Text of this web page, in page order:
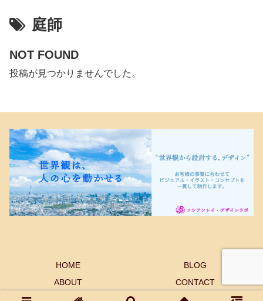
庭師
NOT FOUND
投稿が見つかりませんでした。
HOME
BLOG
ABOUT
CONTACT